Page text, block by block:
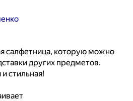
салфетница, которую можно
других предметов.
стильная!